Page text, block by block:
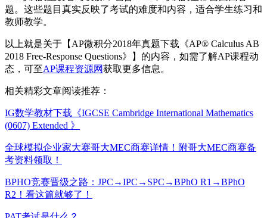
题。这些题目真实反映了考试的难度和内容，适合学生练习和
教师教学。
以上就是关于【AP微积分2018年真题下载《AP® Calculus AB
2018 Free-Response Questions》】的内容，如需了解AP课程动
态，可至AP课程资源网获取更多信息。
相关精彩文章阅读推荐：
IG数学教材下载《IGCSE Cambridge International Mathematics
(0607) Extended 》
全球模拟企业家大赛哥大MEC商赛详情！附哥大MEC商赛备
考资料领取！
BPHO竞赛晋级之路：JPC→IPC→SPC→BPhO R1→BPhO
R2！看这篇就够了！